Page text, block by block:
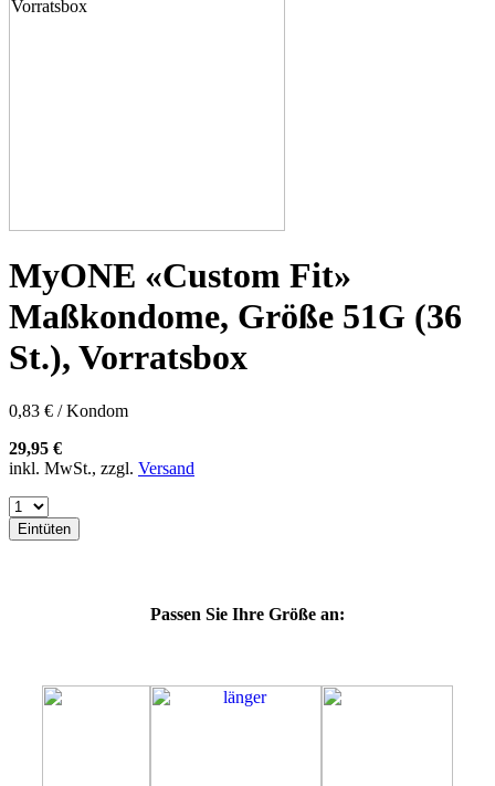
53F
57H
57K
60E
60F
60G
60H
60K
60L
64E
64F
64L
64M
MyONE «Custom Fit»
Maßkondome, Größe 51G (36
St.), Vorratsbox
0,83 € / Kondom
29,95 €
inkl. MwSt., zzgl. Versand
Eintüten
Passen Sie Ihre Größe an: